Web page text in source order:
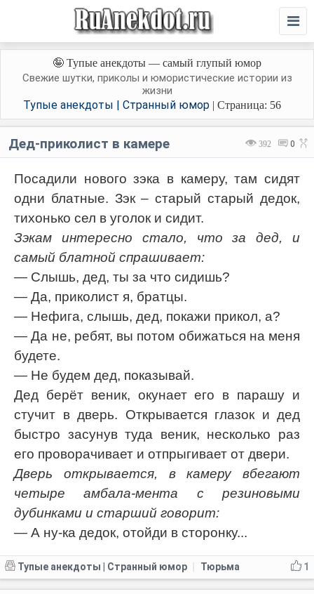
🤪 Тупые анекдоты — самый глупый юмор
Свежие шутки, приколы и юмористические истории из
жизни
Тупые анекдоты | Странный юмор| Страница: 56
392 0
Дед-приколист в камере
Посадили нового зэка в камеру, там сидят
одни блатные. Зэк – старый старый дедок,
тихонько сел в уголок и сидит.
Зэкам интересно стало, что за дед, и
самый блатной спрашивает:
— Слышь, дед, ты за что сидишь?
— Да, приколист я, братцы.
— Нефига, слышь, дед, покажи прикол, а?
— Да не, ребят, вы потом обижаться на меня
будете.
— Не будем дед, показывай.
Дед берёт веник, окунает его в парашу и
стучит в дверь. Открывается глазок и дед
быстро засунув туда веник, несколько раз
его проворачивает и отпрыгивает от двери.
Дверь открывается, в камеру вбегают
четыре амбала-мента с резиновыми
дубинками и старший говорит:
— А ну-ка дедок, отойди в сторонку...
1
Тупые анекдоты | Странный юмор Тюрьма